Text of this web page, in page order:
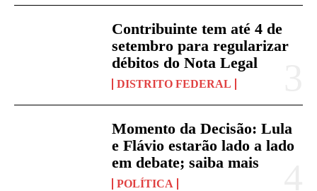
Contribuinte tem até 4 de
setembro para regularizar
débitos do Nota Legal
DISTRITO FEDERAL
Momento da Decisão: Lula
e Flávio estarão lado a lado
em debate; saiba mais
POLÍTICA